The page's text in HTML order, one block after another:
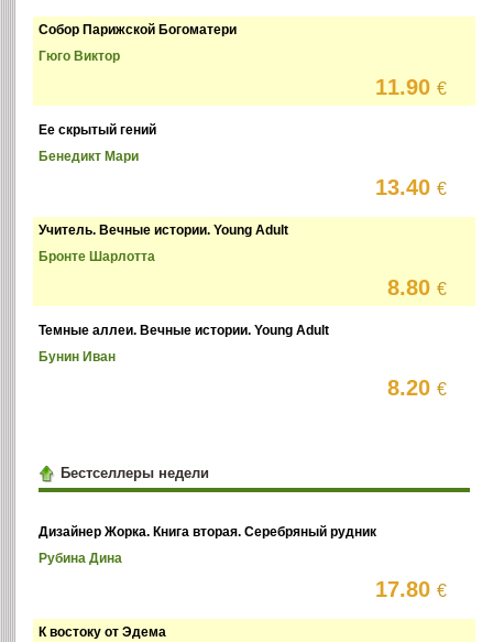
Собор Парижской Богоматери
Гюго Виктор
11.90€
Ее скрытый гений
Бенедикт Мари
13.40€
Учитель. Вечные истории. Young Adult
Бронте Шарлотта
8.80€
Темные аллеи. Вечные истории. Young Adult
Бунин Иван
8.20€
Бестселлеры недели
Дизайнер Жорка. Книга вторая. Серебряный рудник
Рубина Дина
17.80€
К востоку от Эдема